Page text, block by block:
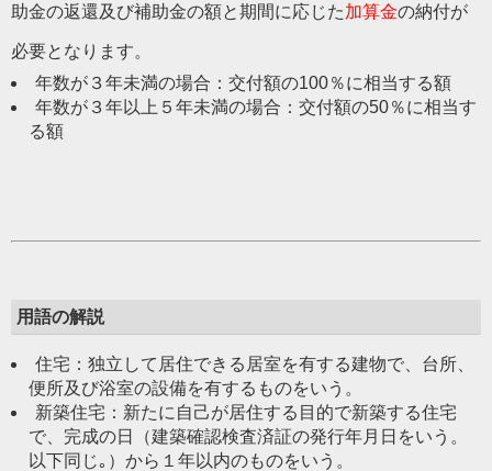
助金の返還及び補助金の額と期間に応じた加算金の納付が
必要となります。
年数が３年未満の場合：交付額の100％に相当する額
年数が３年以上５年未満の場合：交付額の50％に相当す
る額
用語の解説
住宅：独立して居住できる居室を有する建物で、台所、
便所及び浴室の設備を有するものをいう。
新築住宅：新たに自己が居住する目的で新築する住宅
で、完成の日（建築確認検査済証の発行年月日をいう。
以下同じ｡）から１年以内のものをいう。